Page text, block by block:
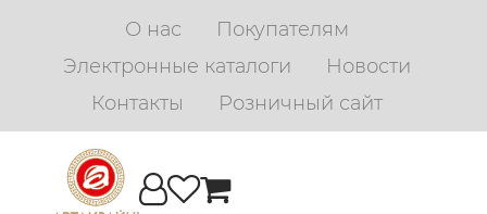
О нас
Покупателям
Электронные каталоги
Новости
Контакты
Розничный сайт